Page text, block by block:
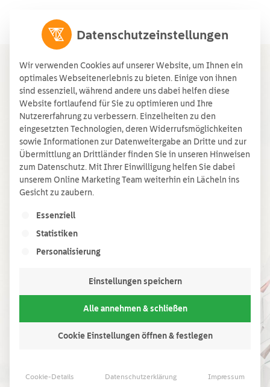
Startseite»checkliste wartung pv-anlage
checkliste
wartung pv-
anlage
Datenschutzeinstellungen
Wir verwenden Cookies auf unserer Website, um Ihnen ein
optimales Webseitenerlebnis zu bieten. Einige von ihnen
sind essenziell, während andere uns dabei helfen diese
Website fortlaufend für Sie zu optimieren und Ihre
Nutzererfahrung zu verbessern. Einzelheiten zu den
eingesetzten Technologien, deren Widerrufsmöglichkeiten
sowie Informationen zur Datenweitergabe an Dritte und zur
Übermittlung an Drittländer finden Sie in unseren Hinweisen
zum Datenschutz. Mit Ihrer Einwilligung helfen Sie dabei
unserem Online Marketing Team weiterhin ein Lächeln ins
Gesicht zu zaubern.
Es folgt eine Liste der Service-Gruppen, für die
Essenziell
Statistiken
Personalisierung
Einstellungen speichern
Alle annehmen & schließen
Cookie Einstellungen öffnen & festlegen
Cookie-Details Datenschutzerklärung Impressum